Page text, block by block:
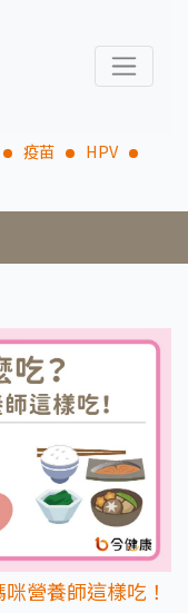
疫苗
HPV
營養師這樣吃！